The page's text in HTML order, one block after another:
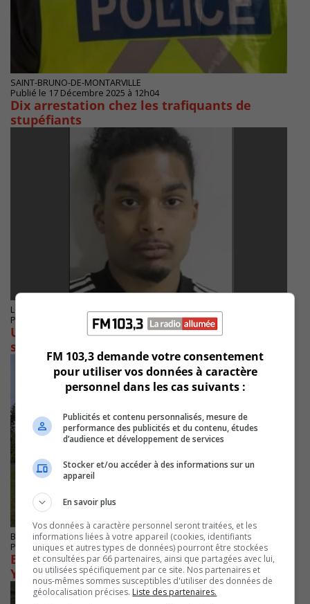
SAINT-BRUNO-DE-MONTARVILLE
Publié le 17 Décembre 2025 à 12h04
Dix arrestation chez les trafiquants de
stupéfiants
LONGUEUIL
Publié le 16 Décembre 2025 à 11h59
Un leurre informatique aura des conditions
sévères à sa sortie de prison
BROSSARD
Publié le 20 octobre 2025 à 08h59
Espionnage présumé chez Hydro-Québec :
Yuesheng Wang plaide non coupable
FM 103,3 demande votre consentement
pour utiliser vos données à caractère
personnel dans les cas suivants :
Publicités et contenu personnalisés, mesure de
performance des publicités et du contenu, études
d’audience et développement de services
Stocker et/ou accéder à des informations sur un
appareil
En savoir plus
Vos données à caractère personnel seront traitées, et les
informations liées à votre appareil (cookies, identifiants
uniques et autres types de données) pourront être stockées
et consultées par 66 partenaires, ainsi que partagées avec lui,
ou utilisées spécifiquement par ce site. Nos partenaires et
nous-mêmes sommes susceptibles d'utiliser des données de
géolocalisation précises. Liste des partenaires.